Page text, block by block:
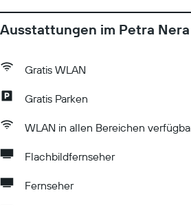
Ausstattungen im Petra Nera
Gratis WLAN
Gratis Parken
WLAN in allen Bereichen
Flachbildfernseher
Fernseher